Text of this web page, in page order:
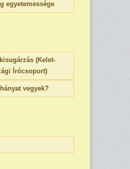
egyetemessége
(Kelet-
Írócsoport)
vegyek?